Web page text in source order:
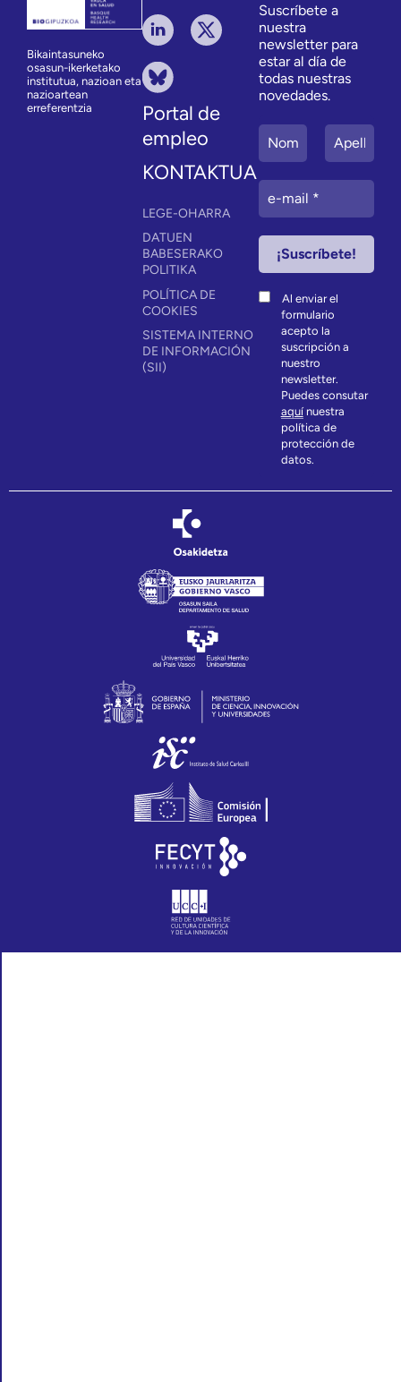
Bikaintasuneko
osasun-ikerketako
institutua, nazioan eta
nazioartean
erreferentzia
Portal de
empleo
KONTAKTUA
LEGE-OHARRA
DATUEN
BABESERAKO
POLITIKA
POLÍTICA DE
COOKIES
SISTEMA INTERNO
DE INFORMACIÓN
(SII)
Suscríbete a
nuestra
newsletter para
estar al día de
todas nuestras
novedades.
Al enviar el
formulario
acepto la
suscripción a
nuestro
newsletter.
Puedes consutar
aquínuestra
política de
protección de
datos.